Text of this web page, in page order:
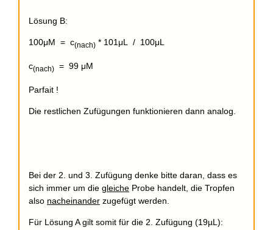
Lösung B:
100μM = c(nach) * 101μL / 100μL
c(nach) = 99 μM
Parfait !
Die restlichen Zufügungen funktionieren dann analog.
Bei der 2. und 3. Zufügung denke bitte daran, dass es
sich immer um die gleiche Probe handelt, die Tropfen
also nacheinander zugefügt werden.
Für Lösung A gilt somit für die 2. Zufügung (19µL):